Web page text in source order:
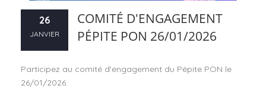
26
JANVIER
COMITÉ D'ENGAGEMENT
PÉPITE PON 26/01/2026
Participez au comité d'engagement du Pépite PON le
26/01/2026.